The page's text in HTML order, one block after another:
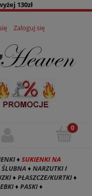
130zł
Zaloguj się
♦ SUKIENKI NA
♦ NARZUTKI I
♦ PŁASZCZE/KURTKI♦
♦ PASKI♦